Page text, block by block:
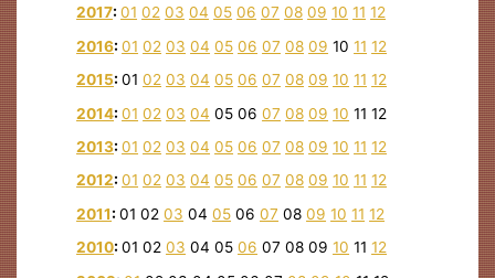
2017:01 02 03 04 05 06 07 08 09 10 11 12
2016:01 02 03 04 05 06 07 08 09 10 11 12
2015:01 02 03 04 05 06 07 08 09 10 11 12
2014:01 02 03 04 05 06 07 08 09 10 11 12
2013:01 02 03 04 05 06 07 08 09 10 11 12
2012:01 02 03 04 05 06 07 08 09 10 11 12
2011:01 02 03 04 05 06 07 08 09 10 11 12
2010:01 02 03 04 05 06 07 08 09 10 11 12